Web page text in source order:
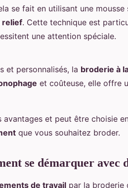
se fait en utilisant une mousse
relief. Cette technique est
une attention spéciale.
et personnalisés, la broderie à
et coûteuse, elle offre
avantages et peut être choisie
que vous souhaitez broder.
se démarquer avec
de travail par la broderie